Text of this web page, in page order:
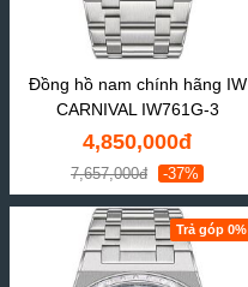
Đồng hồ nam chính hãng IW
CARNIVAL IW761G-3
4,850,000đ
7,657,000đ -37%
Trả góp 0%